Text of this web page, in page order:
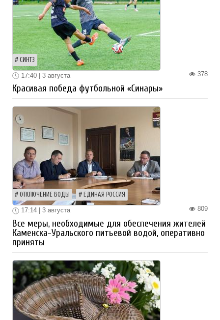
СИНТЗ
378
17:40 | 3 августа
Красивая победа футбольной «Синары»
ОТКЛЮЧЕНИЕ ВОДЫ ЕДИНАЯ РОССИЯ
809
17:14 | 3 августа
Все меры, необходимые для обеспечения жителей
Каменска-Уральского питьевой водой, оперативно
приняты